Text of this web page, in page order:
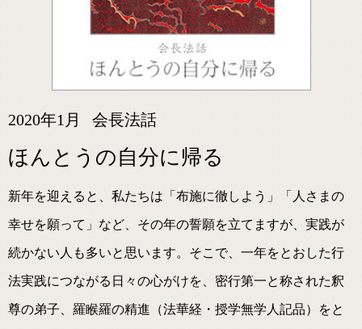
2020年1月 会長法話
ほんとうの自分に帰る
新年を迎えると、私たちは「布施に徹しよう」「人さまの
幸せを願って」など、その年の誓願を立てますが、実践が
続かない人も多いと思います。そこで、一年をとおした行
法実践につながる日々の心がけを、密行第一と称された釈
尊の弟子、羅睺羅の精進（法華経・授学無学人記品）をと